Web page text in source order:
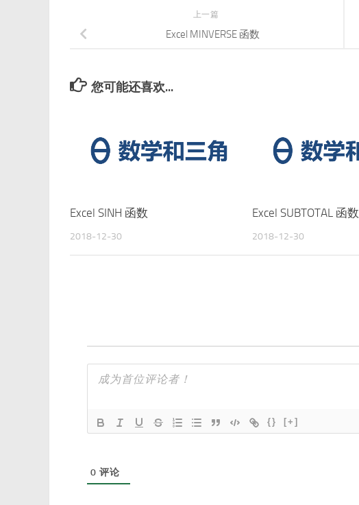
上一篇
Excel MINVERSE 函数
您可能还喜欢...
Excel SINH 函数
2018-12-30
Excel SUBTOTAL 函数
2018-12-30
{} [+]
0 评论